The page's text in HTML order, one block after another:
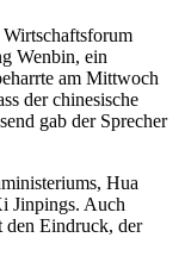
Wenbin, ein
am Mittwoch
der chinesische
gab der Sprecher
Hua
Jinpings. Auch
den Eindruck, der